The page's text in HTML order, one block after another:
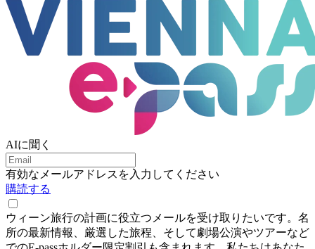
AIに聞く
有効なメールアドレスを入力してください
購読する
ウィーン旅行の計画に役立つメールを受け取りたいです。名
所の最新情報、厳選した旅程、そして劇場公演やツアーなど